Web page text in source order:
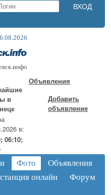
в
в:
06:10;
Объявления
Добавить
объявление
Фото
Объявления
онлайн Форум